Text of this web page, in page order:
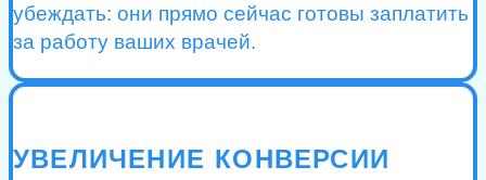
убеждать: они прямо сейчас готовы заплатить
за работу ваших врачей.
УВЕЛИЧЕНИЕ КОНВЕРСИИ